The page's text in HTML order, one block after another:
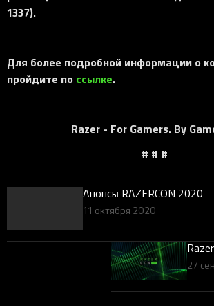
1337).
Для более подробной информации о
пройдите по ссылке.
Razer - For Gamers. By
# # #
Анонсы RAZERCON 2020
11 октября 2020
27